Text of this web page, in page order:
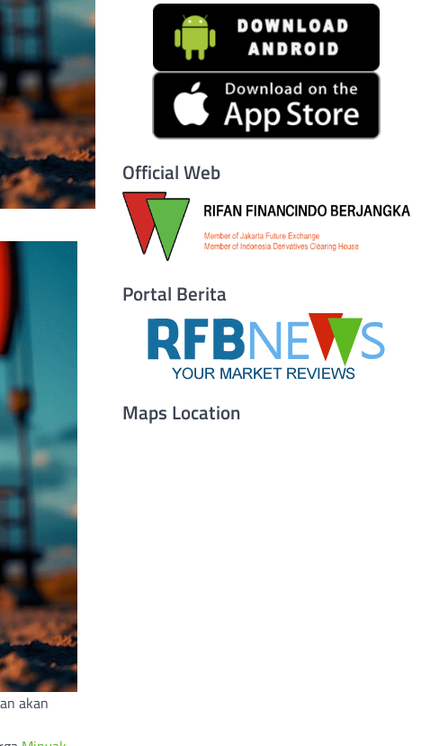
akan
Official Web
Portal Berita
Maps Location